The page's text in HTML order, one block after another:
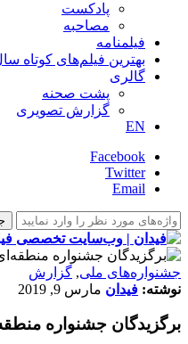
پادکست
مصاحبه
فیلمنامه
بهترین فیلم‌های کوتاه
گالری
پشت صحنه
گزارش تصویری
EN
Facebook
Twitter
Email
جشنواره‌های ملی, گزارش
نوشته: فیدان مارس 9, 2019
برگزیدگان جشنواره